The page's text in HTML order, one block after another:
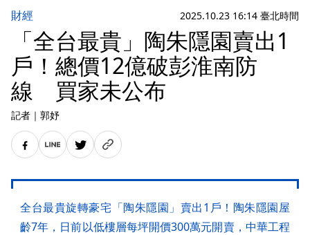
財經 2025.10.23 16:14 臺北時間
「全台最貴」陶朱隱園賣出1
戶！總價12億破彭淮南防
線 買家未公布
記者 ｜ 郭妤
全台最貴旋轉豪宅「陶朱隱園」賣出1戶！陶朱隱園屋
齡7年，日前以低樓層每坪開價300萬元開賣，中華工程